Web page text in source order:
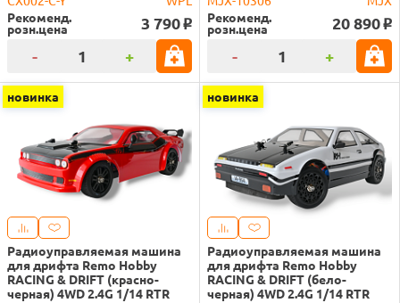
Рекоменд.
розн.цена 3 790 o
- +
Рекоменд.
розн.цена 20 890 o
- +
новинка
Радиоуправляемая машина
для дрифта Remo Hobby
RACING & DRIFT (красно-
черная) 4WD 2.4G 1/14 RTR
новинка
Радиоуправляемая машина
для дрифта Remo Hobby
RACING & DRIFT (бело-
черная) 4WD 2.4G 1/14 RTR